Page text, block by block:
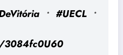
• #UECL •
3084fc0U60